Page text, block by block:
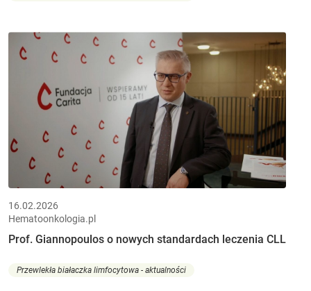
16.02.2026
Hematoonkologia.pl
Prof. Giannopoulos o nowych standardach leczenia CLL
Przewlekła białaczka limfocytowa - aktualności